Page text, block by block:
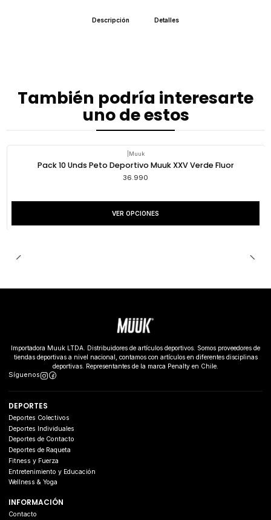
Descripción Detalles
También podría interesarte
uno de estos
Muuk
Pack 10 Unds Peto Deportivo Muuk XXV Verde Fluor
36.990
VER OPCIONES
Importadora Muuk LTDA. Distribuidores de artículos deportivos. Somos proveedores de
tiendas deportivas a nivel nacional, contamos con artículos en diferentes disciplinas
deportivas. Representantes de la marca Penalty en Chile.
Síguenos
DEPORTES
Deportes Colectivos
Deportes Individuales
Deportes de Contacto
Deportes de Raqueta
Fitness y Fuerza
Entretenimiento y Educación
Wellness & Yoga
INFORMACIÓN
Contacto